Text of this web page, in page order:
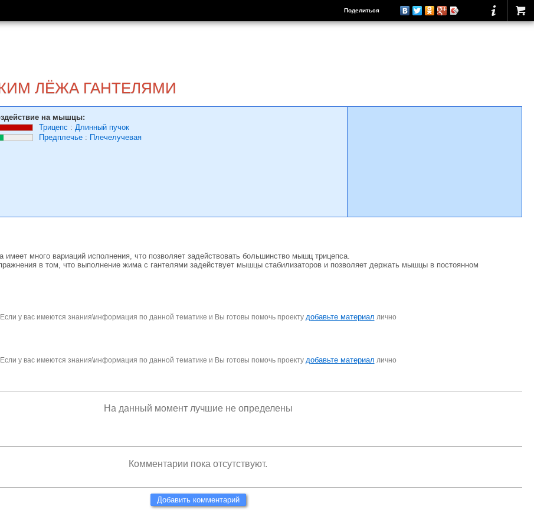
Поделиться
ЛЁЖА ГАНТЕЛЯМИ
на мышцы:
Трицепс : Длинный пучок
Предплечье : Плечелучевая
много вариаций исполнения, что позволяет задействовать большинство мышц трицепса.
в том, что выполнение жима с гантелями задействует мышцы стабилизаторов и позволяет держать мышцы в постоянном
Если у вас имеются знания\информация по данной тематике и Вы готовы помочь проекту добавьте материал лично
Если у вас имеются знания\информация по данной тематике и Вы готовы помочь проекту добавьте материал лично
На данный момент лучшие не определены
Комментарии пока отсутствуют.
Добавить комментарий